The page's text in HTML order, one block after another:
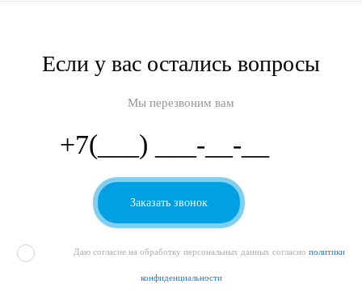
Если у вас остались вопросы
Мы перезвоним вам
Даю согласие на обработку персональных данных согласно политики
конфиденциальности